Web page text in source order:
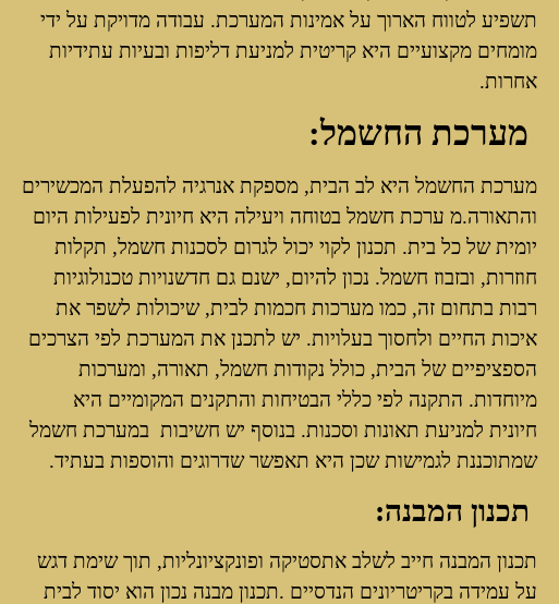
תשפיע לטווח הארוך על אמינות המערכת. עבודה מדויקת על ידי
מומחים מקצועיים היא קריטית למניעת דליפות ובעיות עתידיות
אחרות.
מערכת החשמל:
מערכת החשמל היא לב הבית, מספקת אנרגיה להפעלת המכשירים
והתאורה.מ ערכת חשמל בטוחה ויעילה היא חיונית לפעילות היום
יומית של כל בית. תכנון לקוי יכול לגרום לסכנות חשמל, תקלות
חוזרות, ובזבוז חשמל. נכון להיום, ישנם גם חדשנויות טכנולוגיות
רבות בתחום זה, כמו מערכות חכמות לבית, שיכולות לשפר את
איכות החיים ולחסוך בעלויות. יש לתכנן את המערכת לפי הצרכים
הספציפיים של הבית, כולל נקודות חשמל, תאורה, ומערכות
מיוחדות. התקנה לפי כללי הבטיחות והתקנים המקומיים היא
חיונית למניעת תאונות וסכנות. בנוסף יש חשיבות במערכת חשמל
שמתוכננת לגמישות שכן היא תאפשר שדרוגים והוספות בעתיד.
תכנון המבנה:
תכנון המבנה חייב לשלב אתסטיקה ופונקציונליות, תוך שימת דגש
על עמידה בקריטריונים הנדסיים .תכנון מבנה נכון הוא יסוד לבית